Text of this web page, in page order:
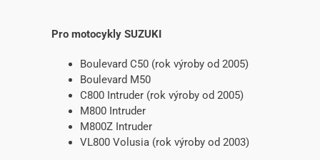
Pro motocykly SUZUKI
Boulevard C50 (rok výroby od 2005)
Boulevard M50
C800 Intruder (rok výroby od 2005)
M800 Intruder
M800Z Intruder
VL800 Volusia (rok výroby od 2003)